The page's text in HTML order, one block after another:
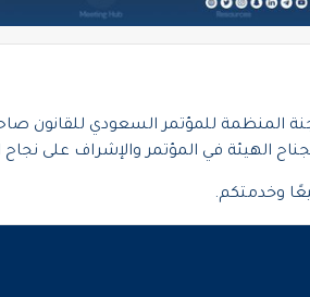
المنظمة للمؤتمر السعودي للقانون
الهيئة في المؤتمر والإشراف على نجاح
وخدمتكم.